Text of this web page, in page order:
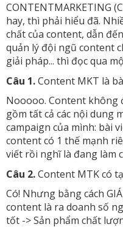
CONTENTMARKETING
hay, thì phải hiểu đã.
chất của content, dẫn
quản lý đội ngũ content
giải pháp... thì đọc qua
Câu 1.Content MKT là
Nooooo. Content không
gồm tất cả các nội dung
campaign của mình: bài
content có 1 thế mạnh
viết rồi nghĩ là đang làm
Câu 2.Content MTK có
Có! Nhưng bằng cách
content là ra doanh số
tốt -> Sản phẩm chất